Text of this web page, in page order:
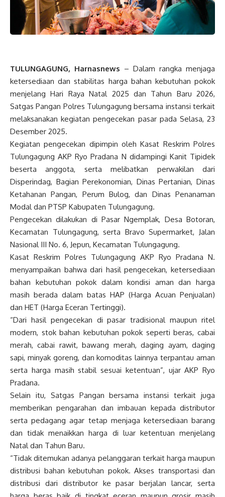
TULUNGAGUNG, Harnasnews – Dalam rangka menjaga
ketersediaan dan stabilitas harga bahan kebutuhan pokok
menjelang Hari Raya Natal 2025 dan Tahun Baru 2026,
Satgas Pangan Polres Tulungagung bersama instansi terkait
melaksanakan kegiatan pengecekan pasar pada Selasa, 23
Desember 2025.
Kegiatan pengecekan dipimpin oleh Kasat Reskrim Polres
Tulungagung AKP Ryo Pradana N didampingi Kanit Tipidek
beserta anggota, serta melibatkan perwakilan dari
Disperindag, Bagian Perekonomian, Dinas Pertanian, Dinas
Ketahanan Pangan, Perum Bulog, dan Dinas Penanaman
Modal dan PTSP Kabupaten Tulungagung.
Pengecekan dilakukan di Pasar Ngemplak, Desa Botoran,
Kecamatan Tulungagung, serta Bravo Supermarket, Jalan
Nasional III No. 6, Jepun, Kecamatan Tulungagung.
Kasat Reskrim Polres Tulungagung AKP Ryo Pradana N.
menyampaikan bahwa dari hasil pengecekan, ketersediaan
bahan kebutuhan pokok dalam kondisi aman dan harga
masih berada dalam batas HAP (Harga Acuan Penjualan)
dan HET (Harga Eceran Tertinggi).
“Dari hasil pengecekan di pasar tradisional maupun ritel
modern, stok bahan kebutuhan pokok seperti beras, cabai
merah, cabai rawit, bawang merah, daging ayam, daging
sapi, minyak goreng, dan komoditas lainnya terpantau aman
serta harga masih stabil sesuai ketentuan”, ujar AKP Ryo
Pradana.
Selain itu, Satgas Pangan bersama instansi terkait juga
memberikan pengarahan dan imbauan kepada distributor
serta pedagang agar tetap menjaga ketersediaan barang
dan tidak menaikkan harga di luar ketentuan menjelang
Natal dan Tahun Baru.
“Tidak ditemukan adanya pelanggaran terkait harga maupun
distribusi bahan kebutuhan pokok. Akses transportasi dan
distribusi dari distributor ke pasar berjalan lancar, serta